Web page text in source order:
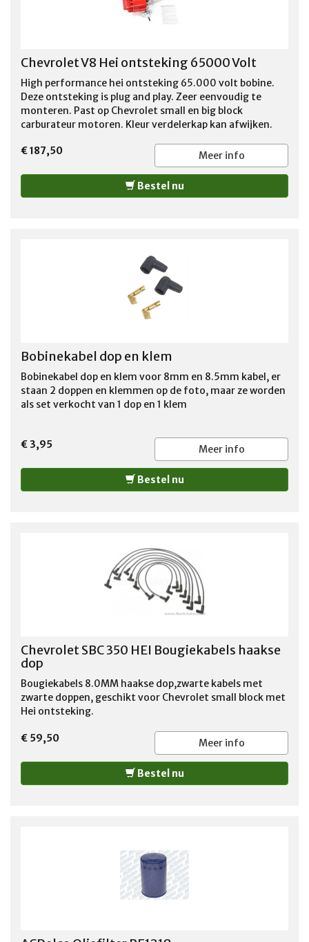
Chevrolet V8 Hei ontsteking 65000 Volt
High performance hei ontsteking 65.000 volt bobine.
Deze ontsteking is plug and play. Zeer eenvoudig te
monteren. Past op Chevrolet small en big block
carburateur motoren. Kleur verdelerkap kan afwijken.
€ 187,50
Meer info
Bestel nu
Bobinekabel dop en klem
Bobinekabel dop en klem voor 8mm en 8.5mm kabel, er
staan 2 doppen en klemmen op de foto, maar ze worden
als set verkocht van 1 dop en 1 klem
€ 3,95 Meer info
Bestel nu
Chevrolet SBC 350 HEI Bougiekabels haakse
dop
Bougiekabels 8.0MM haakse dop,zwarte kabels met
zwarte doppen, geschikt voor Chevrolet small block met
Hei ontsteking.
€ 59,50 Meer info
Bestel nu